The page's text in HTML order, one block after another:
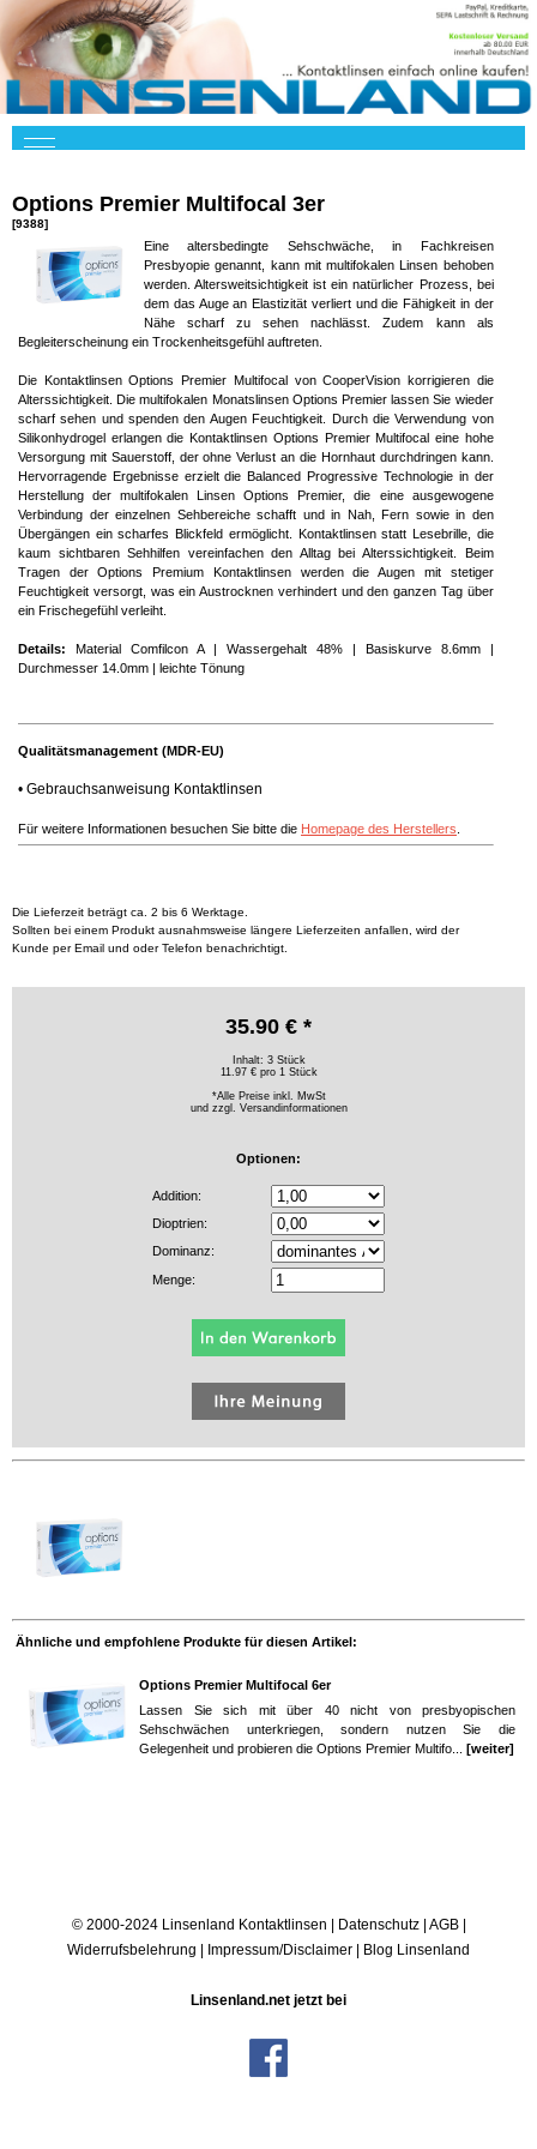
Options Premier Multifocal 3er
[9388]
Eine altersbedingte Sehschwäche, in Fachkreisen
Presbyopie genannt, kann mit multifokalen Linsen behoben
werden. Altersweitsichtigkeit ist ein natürlicher Prozess, bei
dem das Auge an Elastizität verliert und die Fähigkeit in der
Nähe scharf zu sehen nachlässt. Zudem kann als
Begleiterscheinung ein Trockenheitsgefühl auftreten.
Die Kontaktlinsen Options Premier Multifocal von CooperVision korrigieren die
Alterssichtigkeit. Die multifokalen Monatslinsen Options Premier lassen Sie wieder
scharf sehen und spenden den Augen Feuchtigkeit. Durch die Verwendung von
Silikonhydrogel erlangen die Kontaktlinsen Options Premier Multifocal eine hohe
Versorgung mit Sauerstoff, der ohne Verlust an die Hornhaut durchdringen kann.
Hervorragende Ergebnisse erzielt die Balanced Progressive Technologie in der
Herstellung der multifokalen Linsen Options Premier, die eine ausgewogene
Verbindung der einzelnen Sehbereiche schafft und in Nah, Fern sowie in den
Übergängen ein scharfes Blickfeld ermöglicht. Kontaktlinsen statt Lesebrille, die
kaum sichtbaren Sehhilfen vereinfachen den Alltag bei Alterssichtigkeit. Beim
Tragen der Options Premium Kontaktlinsen werden die Augen mit stetiger
Feuchtigkeit versorgt, was ein Austrocknen verhindert und den ganzen Tag über
ein Frischegefühl verleiht.
Details: Material Comfilcon A | Wassergehalt 48% | Basiskurve 8.6mm |
Durchmesser 14.0mm | leichte Tönung
Qualitätsmanagement (MDR-EU)
• Gebrauchsanweisung Kontaktlinsen
Für weitere Informationen besuchen Sie bitte die Homepage des Herstellers
Die Lieferzeit beträgt ca. 2 bis 6 Werktage.
Sollten bei einem Produkt ausnahmsweise längere Lieferzeiten anfallen, wird der
Kunde per Email und oder Telefon benachrichtigt.
35.90 € *
Inhalt: 3 Stück
11.97 € pro 1 Stück
*Alle Preise inkl. MwSt
und zzgl. Versandinformationen
Optionen:
Addition:
Dioptrien:
Dominanz:
Menge:
Ähnliche und empfohlene Produkte für diesen Artikel:
Options Premier Multifocal 6er
Lassen Sie sich mit über 40 nicht von presbyopischen
Sehschwächen unterkriegen, sondern nutzen Sie die
Gelegenheit und probieren die Options Premier Multifo... [weiter]
© 2000-2024 Linsenland Kontaktlinsen | Datenschutz| AGB|
Widerrufsbelehrung | Impressum/Disclaimer | Blog Linsenland
Linsenland.net jetzt bei